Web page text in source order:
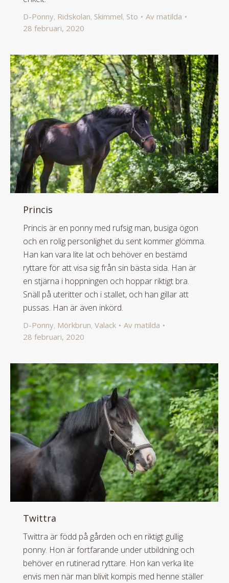
D-Ponny, Ridskolan, Skimmel, Sto Av matilda
28 februari, 2020
Princis
Princis är en ponny med rufsig man, busiga ögon
och en rolig personlighet du sent kommer glömma.
Han kan vara lite lat och behöver en bestämd
ryttare för att visa sig från sin bästa sida. Han är
en stjärna i hoppningen och hoppar riktigt bra.
Snäll på uteritter och i stallet, och han gillar att
pussas. Han är även inkörd.
D-Ponny, Mörkbrun, Valack Av matilda
28 februari, 2020
Twittra
Twittra är född på gården och en riktigt gullig
ponny. Hon är fortfarande under utbildning och
behöver en rutinerad ryttare. Hon kan verka lite
envis men när man blivit kompis med henne ställer